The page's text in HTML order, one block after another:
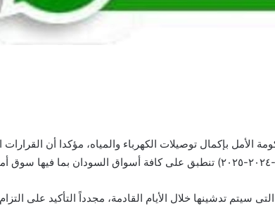
بإكمال توصيلات الكهرباء والمياه، مؤكدا أن القرارات
تدشينها خلال الأيام القادمة، مجدداً التأكيد على